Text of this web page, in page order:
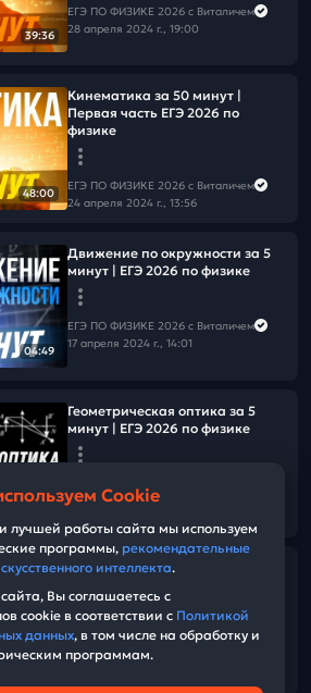
39:36
ЕГЭ ПО ФИЗИКЕ 2026 с Виталичем
28 апреля 2024 г., 19:00
48:00
Кинематика за 50 минут |
Первая часть ЕГЭ 2026 по
физике
ЕГЭ ПО ФИЗИКЕ 2026 с Виталичем
24 апреля 2024 г., 13:56
04:49
Движение по окружности за 5
минут | ЕГЭ 2026 по физике
ЕГЭ ПО ФИЗИКЕ 2026 с Виталичем
17 апреля 2024 г., 14:01
Геометрическая оптика за 5
минут | ЕГЭ 2026 по физике
12 апреля 2024 г., 18:49
01:27:38
Разбор олимпиады Росатом
Комплект 1
ЕГЭ ПО ФИЗИКЕ 2026 с Виталичем
Cookie
лучшей работы сайта мы используем
программы, рекомендательные
интеллекта.
Вы соглашаетесь с
cookie в соответствии с Политикой
данных, в том числе на обработку и
программам.